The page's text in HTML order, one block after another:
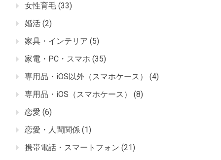
女性育毛 (33)
婚活 (2)
家具・インテリア (5)
家電・PC・スマホ (35)
専用品・iOS以外（スマホケース）
(4)
専用品・iOS（スマホケース）
(8)
恋愛 (6)
恋愛・人間関係 (1)
携帯電話・スマートフォン (21)